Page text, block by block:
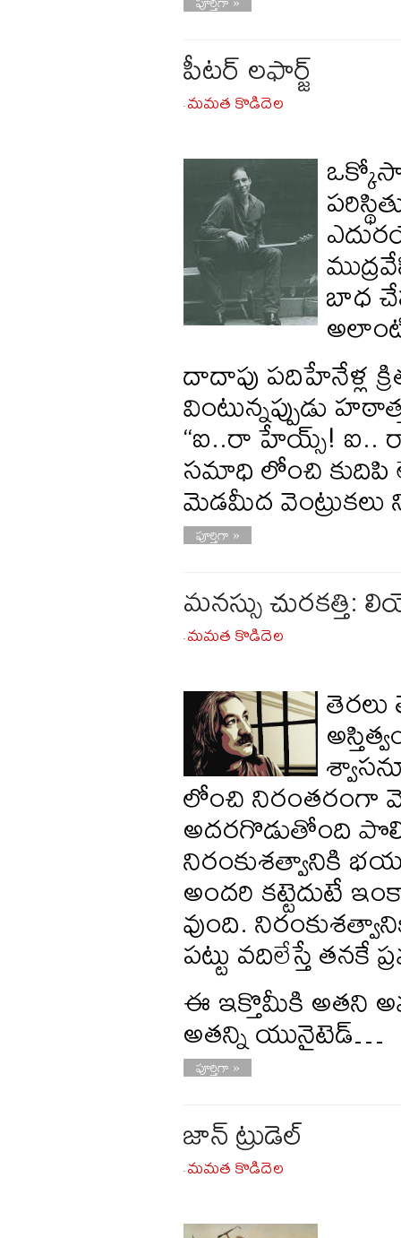
పీటర్ లఫార్జ్
- మమత కొడిదెల
బాధ
దాదాపు పదిహేనేళ్ల
వింటున్నప్పుడు
“ఐ..రా హేయ్స్! ఐ..
సమాధి లోంచి కుదిపి
మెడమీద
పూర్తిగా »
మనస్సు చురకత్తి:
- మమత కొడిదెల
తెరలు
లోంచి నిరంతరంగా
అదరగొడుతోంది
నిరంకుశత్వానికి
అందరి కట్టెదుటే
వుంది.
పట్టు వదిలేస్తే
ఈ ఇక్తొమీకి అతని
అతన్ని యునైటెడ్…
పూర్తిగా »
జాన్ ట్రుడెల్
- మమత కొడిదెల